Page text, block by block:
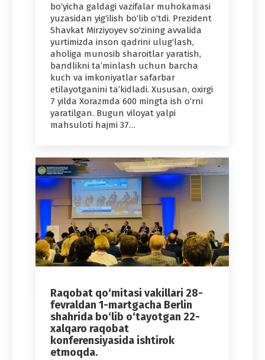
bo‘yicha galdagi vazifalar muhokamasi
yuzasidan yig‘ilish bo‘lib o‘tdi. Prezident
Shavkat Mirziyoyev so‘zining avvalida
yurtimizda inson qadrini ulug‘lash,
aholiga munosib sharoitlar yaratish,
bandlikni ta’minlash uchun barcha
kuch va imkoniyatlar safarbar
etilayotganini ta’kidladi. Xususan, oxirgi
7 yilda Xorazmda 600 mingta ish o‘rni
yaratilgan. Bugun viloyat yalpi
mahsuloti hajmi 37…
Raqobat qo‘mitasi vakillari 28-
fevraldan 1-martgacha Berlin
shahrida bo‘lib o‘tayotgan 22-
xalqaro raqobat
konferensiyasida ishtirok
etmoqda.